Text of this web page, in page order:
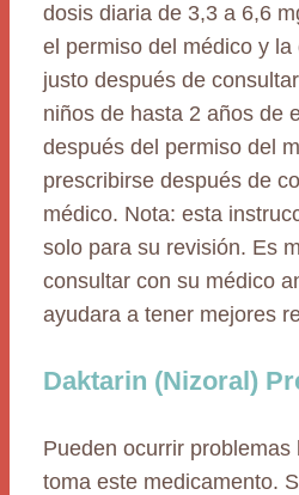
dosis diaria de 3,3 a 6,6
el permiso del médico y
justo después de
niños de hasta 2 años de
después del permiso del
prescribirse después de
médico. Nota: esta
solo para su revisión. Es
consultar con su médico
ayudara a tener mejores
Daktarin (Nizoral)
Pueden ocurrir
toma este medicamento.